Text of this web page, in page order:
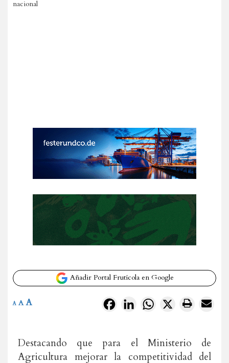
Añadir Portal Frutícola en Google
FacebookLinkedInWhatsApp
X
A A A
Destacando que para el Ministerio de
Agricultura mejorar la competitividad del